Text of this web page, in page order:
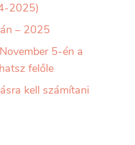
2025)
– 2025
5-én a
felőle
kell számítani